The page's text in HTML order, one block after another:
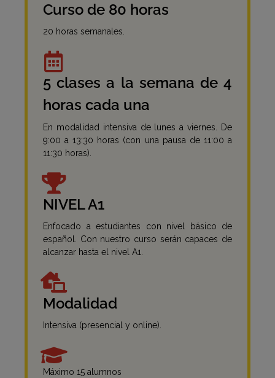
Curso de 80 horas
20 horas semanales.
5 clases a la semana de 4
horas cada una
En modalidad intensiva de lunes a viernes. De
9:00 a 13:30 horas (con una pausa de 11:00 a
11:30 horas).
NIVEL A1
Enfocado a estudiantes con nivel básico de
español. Con nuestro curso serán capaces de
alcanzar hasta el nivel A1.
Modalidad
Intensiva (presencial y online).
Máximo 15 alumnos